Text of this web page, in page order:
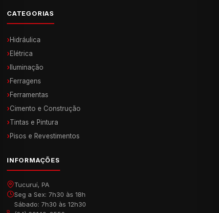
CATEGORIAS
›Hidráulica
›Elétrica
› Iluminação
›Ferragens
›Ferramentas
›Cimento e Construção
›Tintas e Pintura
›Pisos e Revestimentos
INFORMAÇÕES
Tucuruí, PA
Seg a Sex: 7h30 às 18h
Sábado: 7h30 às 12h30